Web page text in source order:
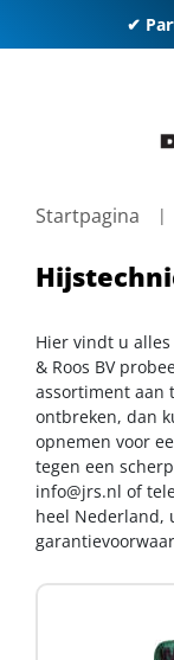
✔
Startpagina
Hier vindt u
& Roos BV
assortiment aan
ontbreken, dan
opnemen voor
tegen een
info@jrs.nl of
heel Nederland,